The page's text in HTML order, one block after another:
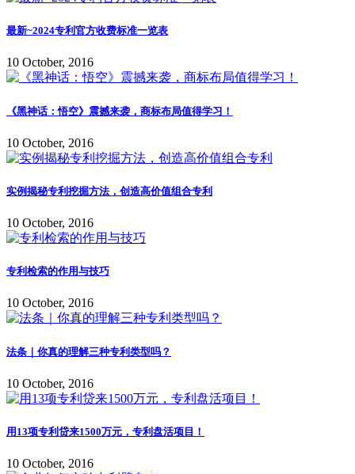
最新~2024专利官方收费标准一览表
10 October, 2016
《黑神话：悟空》震撼来袭，商标布局值得学习！
10 October, 2016
实例揭秘专利挖掘方法，创造高价值组合专利
10 October, 2016
专利检索的作用与技巧
10 October, 2016
法条｜你真的理解三种专利类型吗？
10 October, 2016
用13项专利贷来1500万元，专利盘活项目！
10 October, 2016